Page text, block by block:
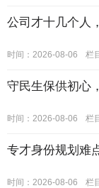
公司才十几个人
时间：2026-08-06 栏
守民生保供初心
时间：2026-08-06 栏
专才身份规划难
时间：2026-08-06 栏